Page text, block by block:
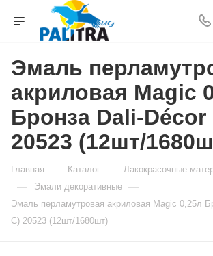
Эмаль
акриловая Magic
Бронза Dali-Décor
20523 (12шт/
Главная — Каталог — Лакокрасочные
— Эмали декоративные —
Эмаль перламутровая акриловая Magic 0,25л
С) 20523 (12шт/1680шт)